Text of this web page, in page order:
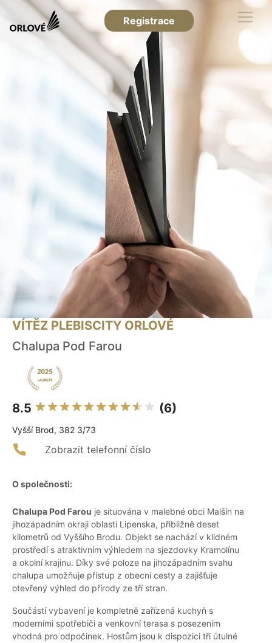
Registrace
VÍTĚZ PLEBISCITY ORLOVÉ
Chalupa Pod Farou
8.5 (6)
Vyšší Brod, 382 3/73
Zobrazit telefonní číslo
O společnosti:
Chalupa Pod Farou je situována v malebné obci Malšín na
jihozápadním okraji oblasti Lipenska, přibližně deset
kilometrů od Vyššího Brodu. Objekt se nachází v klidném
prostředí s atraktivním výhledem na sjezdovky Kramolínu
a okolní krajinu. Díky své poloze na jihozápadním svahu
chalupa umožňuje přístup z obecní cesty a zajišťuje
otevřený výhled do přírody ze tří stran.
Součástí vybavení je kompletně zařízená kuchyň s
moderními spotřebiči a venkovní terasa s posezením
vhodná pro odpočinek. Hostům jsou k dispozici tři útulné